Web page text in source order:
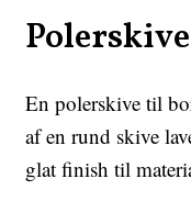
En polerskive til
af en rund skive
glat finish til